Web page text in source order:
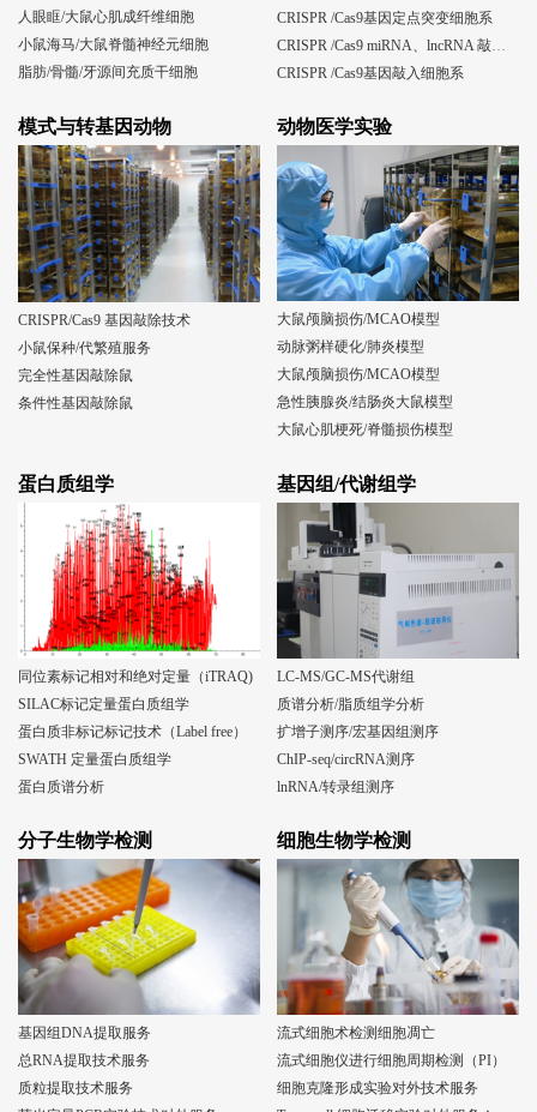
人眼眶/大鼠心肌成纤维细胞
小鼠海马/大鼠脊髓神经元细胞
脂肪/骨髓/牙源间充质干细胞
CRISPR /Cas9基因定点突变细胞系
CRISPR /Cas9基因敲入细胞系
模式与转基因动物
CRISPR/Cas9 基因敲除技术
小鼠保种/代繁殖服务
完全性基因敲除鼠
条件性基因敲除鼠
动物医学实验
大鼠颅脑损伤/MCAO模型
动脉粥样硬化/肺炎模型
大鼠颅脑损伤/MCAO模型
急性胰腺炎/结肠炎大鼠模型
大鼠心肌梗死/脊髓损伤模型
蛋白质组学
同位素标记相对和绝对定量（iTRAQ)
SILAC标记定量蛋白质组学
蛋白质非标记标记技术（Label free）
SWATH 定量蛋白质组学
蛋白质谱分析
基因组/代谢组学
LC-MS/GC-MS代谢组
质谱分析/脂质组学分析
扩增子测序/宏基因组测序
ChIP-seq/circRNA测序
lnRNA/转录组测序
分子生物学检测
基因组DNA提取服务
总RNA提取技术服务
质粒提取技术服务
细胞生物学检测
流式细胞术检测细胞凋亡
流式细胞仪进行细胞周期检测（PI）
细胞克隆形成实验对外技术服务